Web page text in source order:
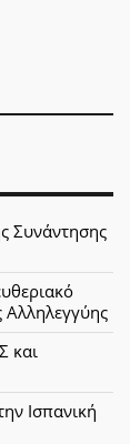
Συνάντησης
Αλληλεγγύης
και
Ισπανική